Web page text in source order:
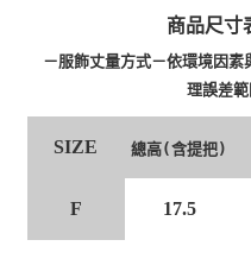
商品尺寸
－服飾丈量方式－依環境因
理誤差範
SIZE 總高(含提把)
F 17.5